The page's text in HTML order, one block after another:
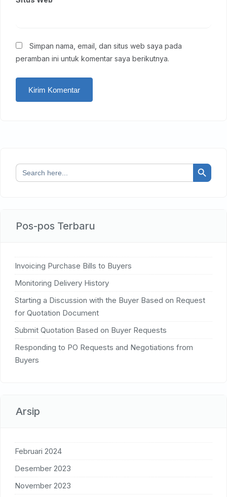
Simpan nama, email, dan situs web saya pada
peramban ini untuk komentar saya berikutnya.
Search
for:
Search Button
Pos-pos Terbaru
Invoicing Purchase Bills to Buyers
Monitoring Delivery History
Starting a Discussion with the Buyer Based on Request
for Quotation Document
Submit Quotation Based on Buyer Requests
Responding to PO Requests and Negotiations from
Buyers
Arsip
Februari 2024
Desember 2023
November 2023